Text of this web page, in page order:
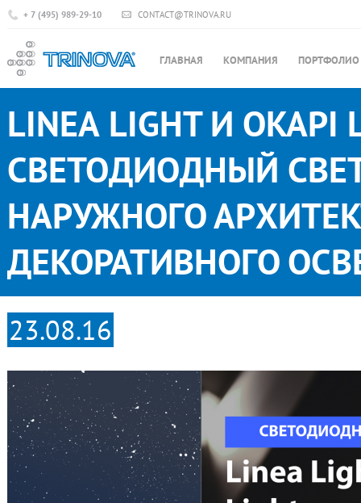
+ 7 (495) 989-29-10 CONTACT@TRINOVA.RU
ГЛАВНАЯ КОМПАНИЯ ПОРТФОЛИО
LINEA LIGHT И
СВЕТОДИОДНЫЙ
НАРУЖНОГО
ДЕКОРАТИВНОГО
23.08.16